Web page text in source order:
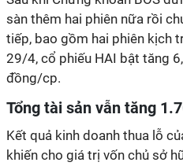
sàn thêm hai phiên nữa rồi
tiếp, bao gồm hai phiên kịch
29/4, cổ phiếu HAI bật tăng
đồng/cp.
Tổng tài sản vẫn tăng
Kết quả kinh doanh thua lỗ
khiến cho giá trị vốn chủ sở